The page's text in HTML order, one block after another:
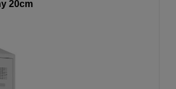
20cm